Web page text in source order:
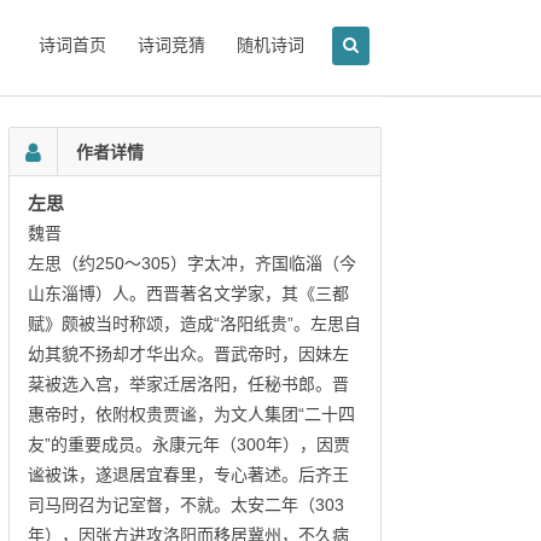
诗词首页 诗词竞猜 随机诗词
作者详情
左思
魏晋
左思（约250～305）字太冲，齐国临淄（今
山东淄博）人。西晋著名文学家，其《三都
赋》颇被当时称颂，造成“洛阳纸贵”。左思自
幼其貌不扬却才华出众。晋武帝时，因妹左
棻被选入宫，举家迁居洛阳，任秘书郎。晋
惠帝时，依附权贵贾谧，为文人集团“二十四
友”的重要成员。永康元年（300年），因贾
谧被诛，遂退居宜春里，专心著述。后齐王
司马冏召为记室督，不就。太安二年（303
年），因张方进攻洛阳而移居冀州，不久病